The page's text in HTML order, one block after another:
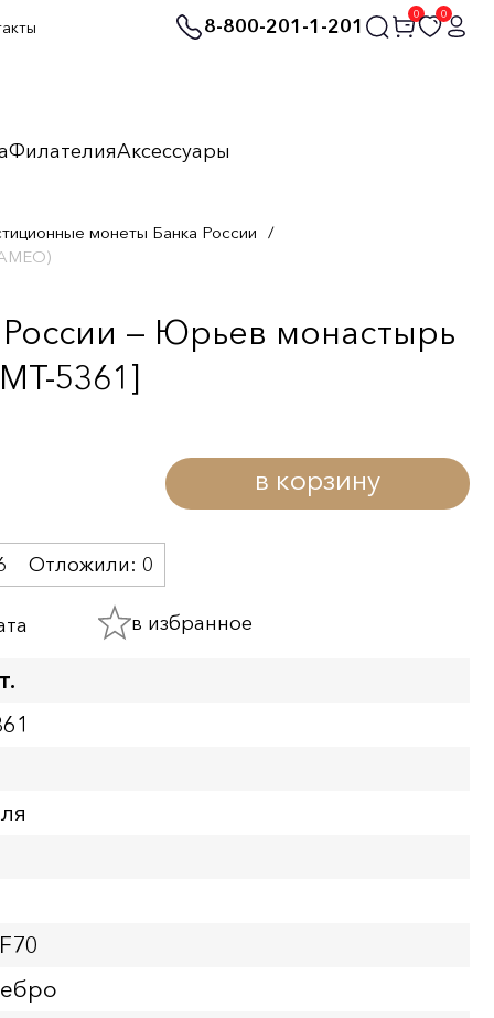
8-800-201-1-201
0 0
ФилателияАксессуары
монеты Банка России /
— Юрьев монастырь
5361]
в корзину
Отложили: 0
в избранное